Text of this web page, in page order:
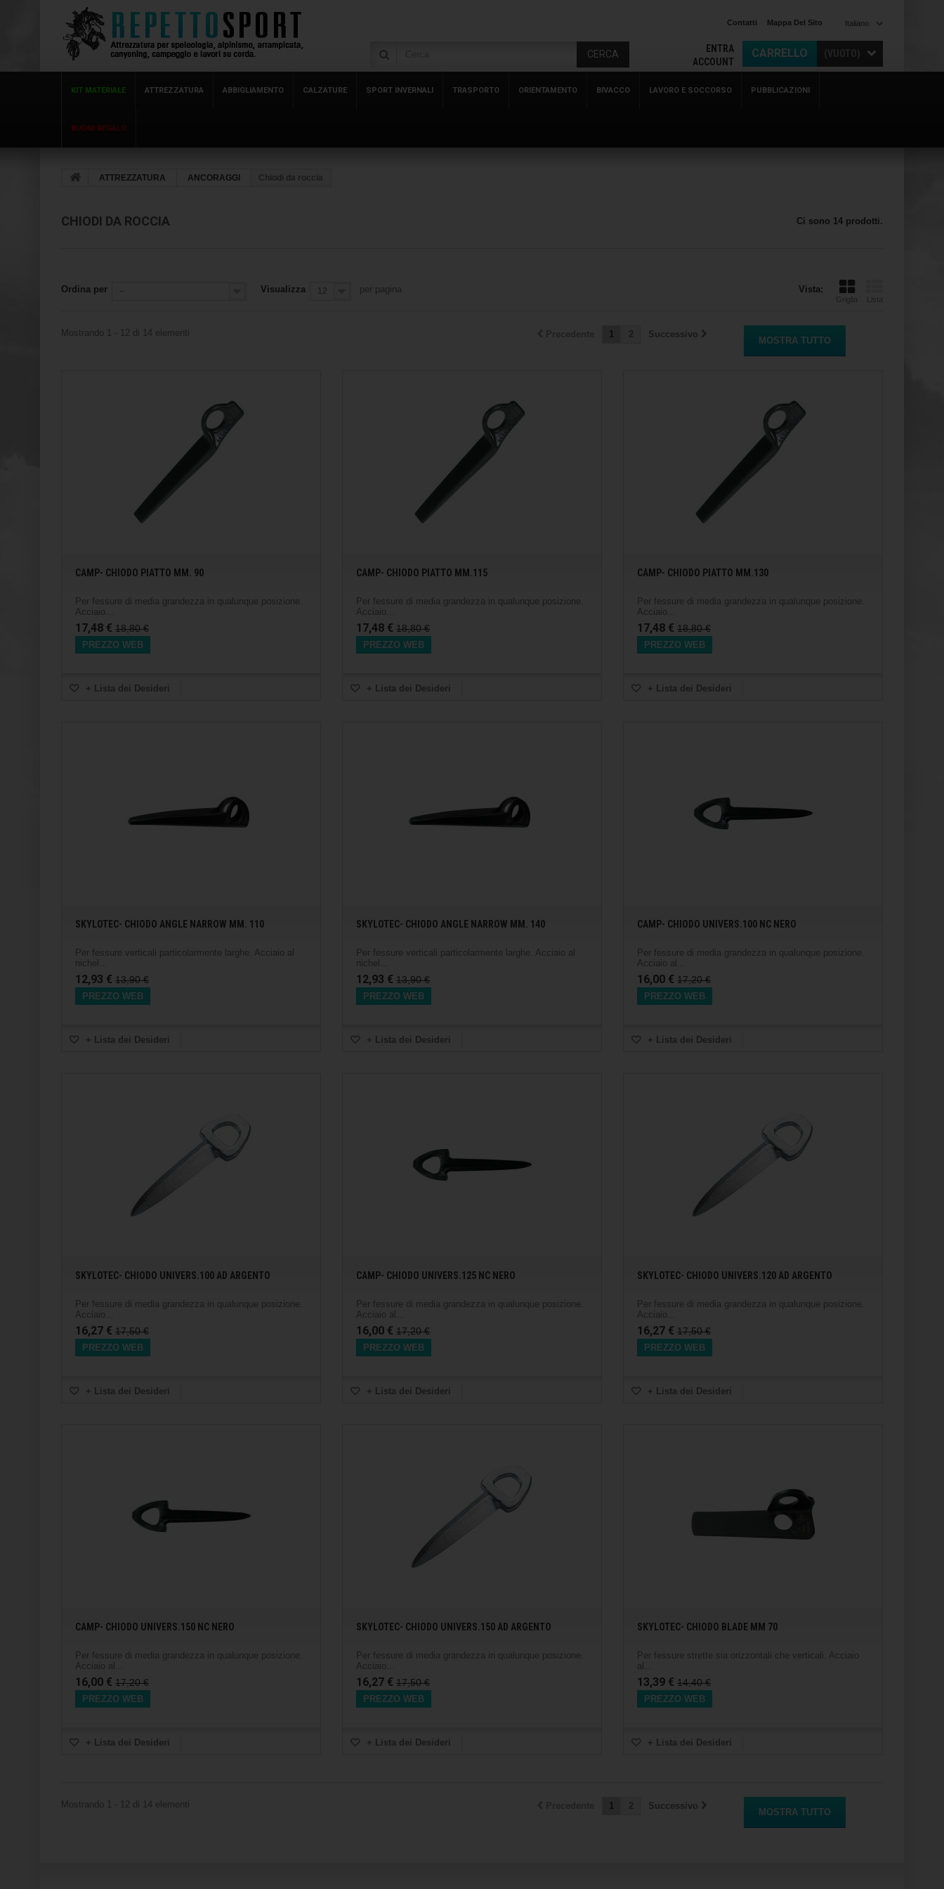
Italiano
Contatti Mappa Del Sito
CARRELLO
ENTRA
ACCOUNT
CERCA
KIT MATERIALE ATTREZZATURA ABBIGLIAMENTO CALZATURE SPORT INVERNALI TRASPORTO ORIENTAMENTO BIVACCO LAVORO E SOCCORSO PUBBLICAZIONI
BUONI REGALO
ATTREZZATURA ANCORAGGI Chiodi da roccia
CHIODI DA ROCCIA Ci sono 14 prodotti.
Vista:
Griglia Lista
Ordina per -- Visualizza 12 per pagina
MOSTRA TUTTO
1 Successivo
Mostrando 1 - 12 di 14 elementi
CAMP- CHIODO PIATTO MM. 90
Per fessure di media grandezza in qualunque posizione.
Acciaio...
17,48 € 18,80 €
PREZZO WEB
+ Lista dei Desideri
CAMP- CHIODO PIATTO MM.115
Per fessure di media grandezza in qualunque posizione.
Acciaio...
17,48 € 18,80 €
PREZZO WEB
+ Lista dei Desideri
CAMP- CHIODO PIATTO MM.130
Per fessure di media grandezza in qualunque posizione.
Acciaio...
17,48 € 18,80 €
PREZZO WEB
+ Lista dei Desideri
SKYLOTEC- CHIODO ANGLE NARROW MM. 110
Per fessure verticali particolarmente larghe. Acciaio al
nichel...
12,93 € 13,90 €
PREZZO WEB
+ Lista dei Desideri
SKYLOTEC- CHIODO ANGLE NARROW MM. 140
Per fessure verticali particolarmente larghe. Acciaio al
nichel...
12,93 € 13,90 €
PREZZO WEB
+ Lista dei Desideri
CAMP- CHIODO UNIVERS.100 NC NERO
Per fessure di media grandezza in qualunque posizione.
Acciaio al...
16,00 € 17,20 €
PREZZO WEB
+ Lista dei Desideri
SKYLOTEC- CHIODO UNIVERS.100 AD ARGENTO
Per fessure di media grandezza in qualunque posizione.
Acciaio...
16,27 € 17,50 €
PREZZO WEB
+ Lista dei Desideri
CAMP- CHIODO UNIVERS.125 NC NERO
Per fessure di media grandezza in qualunque posizione.
Acciaio al...
16,00 € 17,20 €
PREZZO WEB
+ Lista dei Desideri
SKYLOTEC- CHIODO UNIVERS.120 AD ARGENTO
Per fessure di media grandezza in qualunque posizione.
Acciaio...
16,27 € 17,50 €
PREZZO WEB
+ Lista dei Desideri
CAMP- CHIODO UNIVERS.150 NC NERO
Per fessure di media grandezza in qualunque posizione.
Acciaio al...
16,00 € 17,20 €
PREZZO WEB
+ Lista dei Desideri
SKYLOTEC- CHIODO UNIVERS.150 AD ARGENTO
Per fessure di media grandezza in qualunque posizione.
Acciaio...
16,27 € 17,50 €
PREZZO WEB
+ Lista dei Desideri
SKYLOTEC- CHIODO BLADE MM 70
Per fessure strette sia orizzontali che verticali. Acciaio
al...
13,39 € 14,40 €
PREZZO WEB
+ Lista dei Desideri
MOSTRA TUTTO
1 Successivo
Mostrando 1 - 12 di 14 elementi